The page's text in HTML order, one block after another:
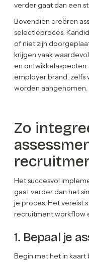
verder gaat dan een
Bovendien creëren
selectieproces.
of niet zijn
krijgen vaak
en
employer brand, zelfs
worden aangenomen.
Zo
Het succesvol
gaat verder dan het
je proces. Het vereist
recruitment workflow
1. Bepaal je
Begin met het in